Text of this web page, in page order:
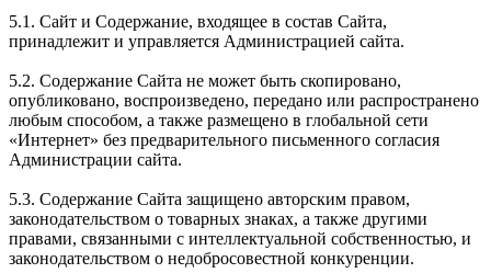
5.1. Сайт и Содержание, входящее в состав Сайта,
принадлежит и управляется Администрацией сайта.
5.2. Содержание Сайта не может быть скопировано,
опубликовано, воспроизведено, передано или распространено
любым способом, а также размещено в глобальной сети
«Интернет» без предварительного письменного согласия
Администрации сайта.
5.3. Содержание Сайта защищено авторским правом,
законодательством о товарных знаках, а также другими
правами, связанными с интеллектуальной собственностью, и
законодательством о недобросовестной конкуренции.